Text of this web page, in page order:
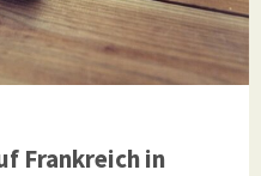
Frankreich in